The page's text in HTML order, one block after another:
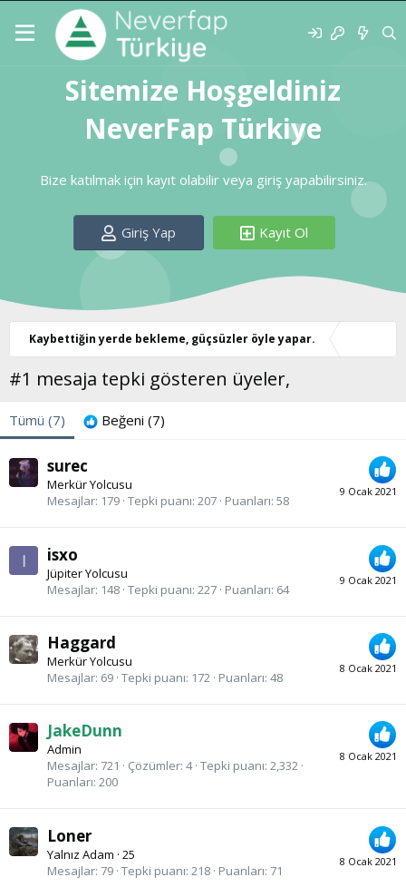
Sitemize Hoşgeldiniz
NeverFap Türkiye
Bize katılmak için kayıt olabilir veya giriş yapabilirsiniz.
Giriş Yap Kayıt Ol
Kaybettiğin yerde bekleme, güçsüzler öyle yapar.
#1 mesaja tepki gösteren üyeler,
Tümü (7) Beğeni (7)
9 Ocak 2021
surec
Merkür Yolcusu
Mesajlar 179 Tepki puanı 207 Puanları 58
I
9 Ocak 2021
isxo
Jüpiter Yolcusu
Mesajlar 148 Tepki puanı 227 Puanları 64
8 Ocak 2021
Haggard
Merkür Yolcusu
Mesajlar 69 Tepki puanı 172 Puanları 48
8 Ocak 2021
JakeDunn
Admin
Mesajlar 721 Çözümler 4 Tepki puanı 2,332
Puanları 200
8 Ocak 2021
Loner
Yalnız Adam · 25
Mesajlar 79 Tepki puanı 218 Puanları 71